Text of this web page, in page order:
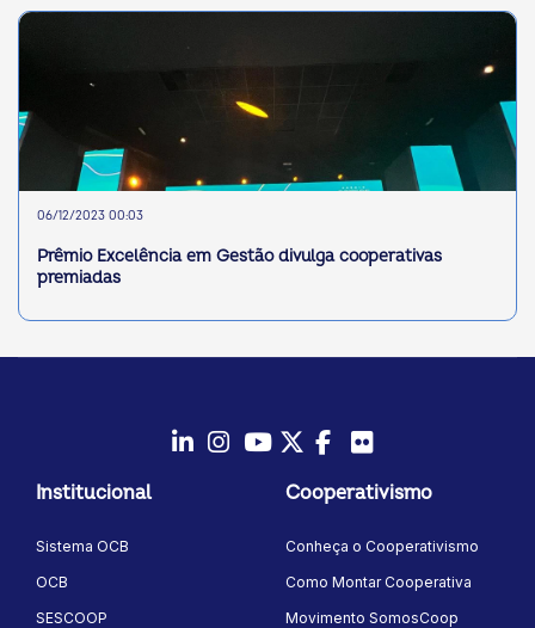
06/12/2023 00:03
Prêmio Excelência em Gestão divulga cooperativas
premiadas
Instagram
YoutubeTwitter/X
Facebook
Institucional
Sistema OCB
OCB
SESCOOP
Cooperativismo
Conheça o Cooperativismo
Como Montar Cooperativa
Movimento SomosCoop